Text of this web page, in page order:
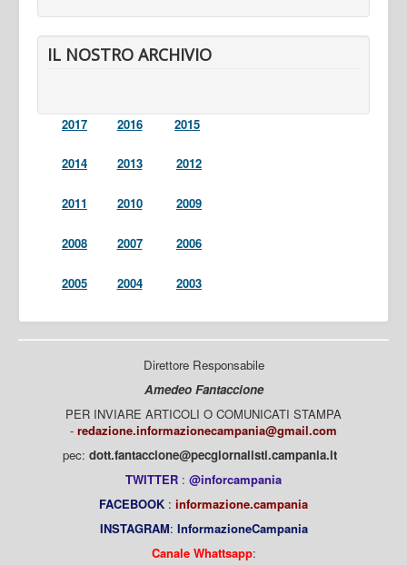
IL NOSTRO ARCHIVIO
2017 2016 2015
2014 2013 2012
2011 2010 2009
2008 2007 2006
2005 2004 2003
Direttore Responsabile
Amedeo Fantaccione
PER INVIARE ARTICOLI O COMUNICATI STAMPA
- redazione.informazionecampania@gmail.com
pec: dott.fantaccione@pecgiornalisti.campania.it
TWITTER : @inforcampania
FACEBOOK : informazione.campania
INSTAGRAM: InformazioneCampania
Canale Whattsapp: